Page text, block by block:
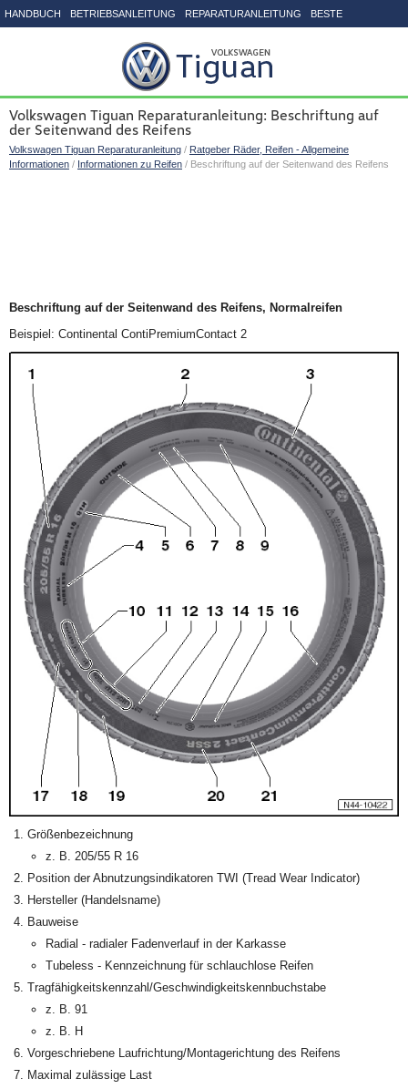
HANDBUCH BETRIEBSANLEITUNG REPARATURANLEITUNG BESTE
Volkswagen Tiguan Reparaturanleitung: Beschriftung auf
der Seitenwand des Reifens
Volkswagen Tiguan Reparaturanleitung / Ratgeber Räder, Reifen - Allgemeine
Informationen / Informationen zu Reifen / Beschriftung auf der Seitenwand des Reifens
Beschriftung auf der Seitenwand des Reifens, Normalreifen
Beispiel: Continental ContiPremiumContact 2
Größenbezeichnung
z. B. 205/55 R 16
Position der Abnutzungsindikatoren TWI (Tread Wear Indicator)
Hersteller (Handelsname)
Bauweise
Radial - radialer Fadenverlauf in der Karkasse
Tubeless - Kennzeichnung für schlauchlose Reifen
Tragfähigkeitskennzahl/Geschwindigkeitskennbuchstabe
z. B. 91
z. B. H
Vorgeschriebene Laufrichtung/Montagerichtung des Reifens
Maximal zulässige Last